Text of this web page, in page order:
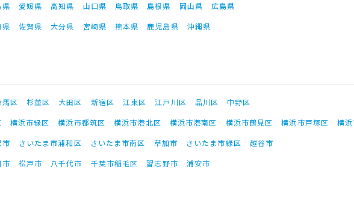
県 愛媛県 高知県 山口県 鳥取県 島根県 岡山県
広島県
県 佐賀県 大分県 宮崎県 熊本県 鹿児島県 沖縄県
馬区 杉並区 大田区 新宿区 江東区 江戸川区 品川区
中野区
横浜市緑区 横浜市都筑区 横浜市港北区 横浜市港南区 横浜市鶴見区 横浜市戸塚区
横
市 さいたま市浦和区 さいたま市南区 草加市 さいたま市緑区
越谷市
市 松戸市 八千代市 千葉市稲毛区 習志野市 浦安市